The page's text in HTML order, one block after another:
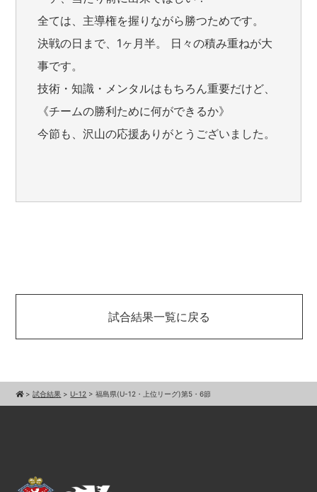
全ては、主導権を握りながら勝つためです。
決戦の日まで、1ヶ月半。 日々の積み重ねが大
事です。
技術・知識・メンタルはもちろん重要だけど、
《チームの勝利ために何ができるか》
今節も、沢山の応援ありがとうございました。
試合結果一覧に戻る
>試合結果 > U-12 >福島県(U-12・上位リーグ)第5・6節